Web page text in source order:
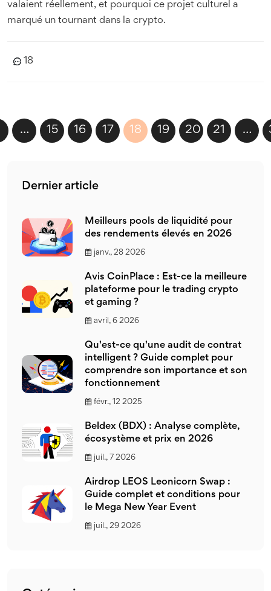
valaient réellement, et pourquoi ce projet culturel a
marqué un tournant dans la crypto.
18
… 15 16 17 18 19 20 21 …
Dernier article
Meilleurs pools de liquidité pour
des rendements élevés en 2026
janv., 28 2026
Avis CoinPlace : Est-ce la meilleure
plateforme pour le trading crypto
et gaming ?
avril, 6 2026
Qu'est-ce qu'une audit de contrat
intelligent ? Guide complet pour
comprendre son importance et son
fonctionnement
févr., 12 2025
Beldex (BDX) : Analyse complète,
écosystème et prix en 2026
juil., 7 2026
Airdrop LEOS Leonicorn Swap :
Guide complet et conditions pour
le Mega New Year Event
juil., 29 2026